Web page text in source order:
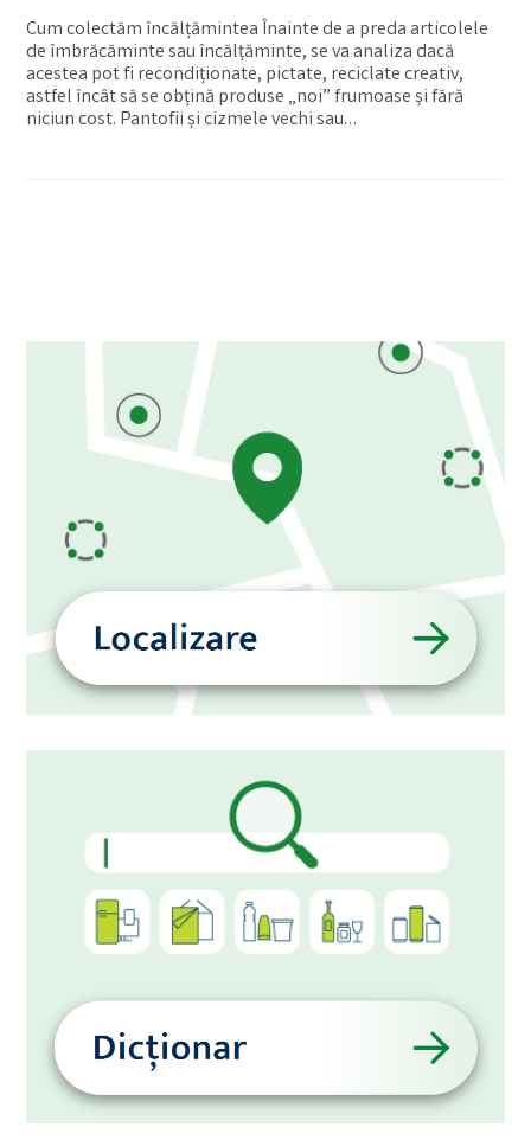
Cum colectăm încălțămintea Înainte de a preda articolele
de îmbrăcăminte sau încălțăminte, se va analiza dacă
acestea pot fi recondiționate, pictate, reciclate creativ,
astfel încât să se obțină produse „noi” frumoase și fără
niciun cost. Pantofii și cizmele vechi sau…